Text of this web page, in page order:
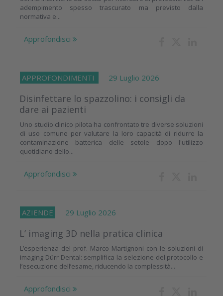
adempimento spesso trascurato ma previsto dalla
normativa e...
Approfondisci
APPROFONDIMENTI 29 Luglio 2026
Disinfettare lo spazzolino: i consigli da
dare ai pazienti
Uno studio clinico pilota ha confrontato tre diverse soluzioni
di uso comune per valutare la loro capacità di ridurre la
contaminazione batterica delle setole dopo l'utilizzo
quotidiano dello...
Approfondisci
AZIENDE 29 Luglio 2026
L’ imaging 3D nella pratica clinica
L’esperienza del prof. Marco Martignoni con le soluzioni di
imaging Dürr Dental: semplifica la selezione del protocollo e
l’esecuzione dell’esame, riducendo la complessità...
Approfondisci